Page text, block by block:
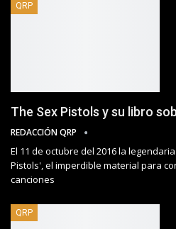
QRP
The Sex Pistols y su libro
REDACCIÓN QRP
El 11 de octubre del 2016 la
Pistols', el imperdible material para
canciones
QRP